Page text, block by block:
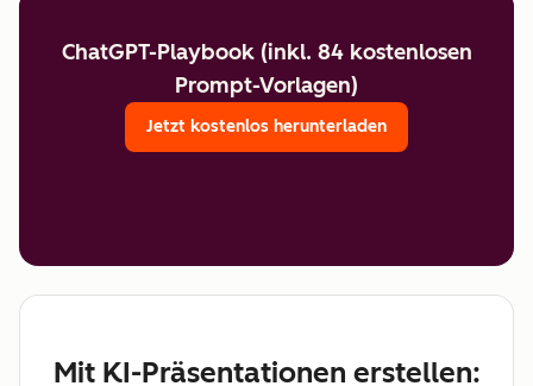
ChatGPT-Playbook (inkl. 84 kostenlosen
Prompt-Vorlagen)
Jetzt kostenlos herunterladen
Mit KI-Präsentationen erstellen: